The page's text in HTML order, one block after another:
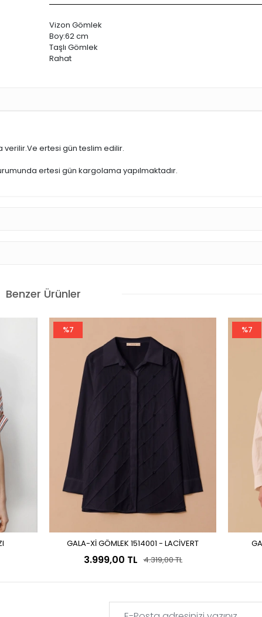
Vizon Gömlek
Boy:62 cm
Taşlı Gömlek
Rahat
verilir.Ve ertesi gün teslim edilir.
ertesi gün kargolama yapılmaktadır.
Benzer Ürünler
%7
Sepete Ekle
GALA-Xİ GÖMLEK 1514001 - LACİVERT
3.999,00 TL 4.319,00 TL
%7